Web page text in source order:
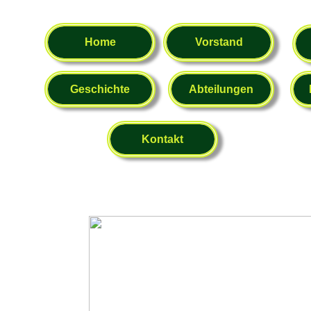
Home Vorstand
Geschichte Abteilungen
Kontakt